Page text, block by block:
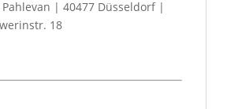
Pahlevan | 40477 Düsseldorf |
18